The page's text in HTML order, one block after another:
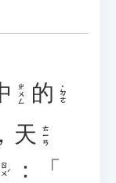
ㄓㄨㄥ 的 ˙ㄉㄜ
， 天 ㄊㄧㄢ
ㄖㄨˊ
：「